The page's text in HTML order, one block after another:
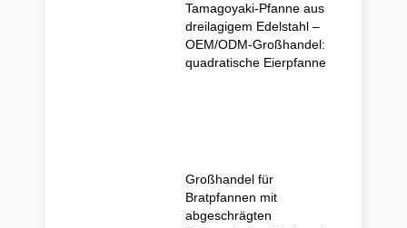
Tamagoyaki-Pfanne aus
dreilagigem Edelstahl –
OEM/ODM-Großhandel:
quadratische Eierpfanne
Großhandel für
Bratpfannen mit
abgeschrägten